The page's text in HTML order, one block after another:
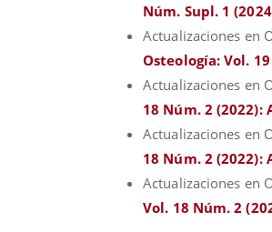
Núm. Supl. 1
Actualizaciones en
Osteología: Vol.
Actualizaciones en
18 Núm. 2 (2022):
Actualizaciones en
18 Núm. 2 (2022):
Actualizaciones en
Vol. 18 Núm. 2